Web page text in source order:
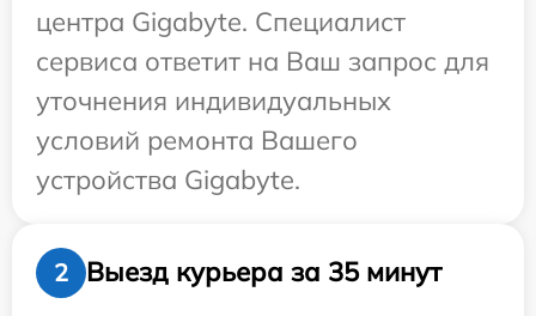
центра Gigabyte. Специалист
сервиса ответит на Ваш запрос для
уточнения индивидуальных
условий ремонта Вашего
устройства Gigabyte.
2
Выезд курьера за 35 минут